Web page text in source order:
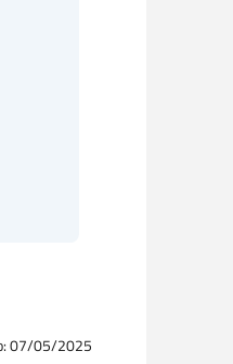
07/05/2025